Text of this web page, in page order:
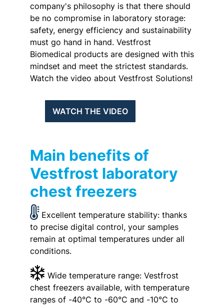
company's philosophy is that there should
be no compromise in laboratory storage:
safety, energy efficiency and sustainability
must go hand in hand. Vestfrost
Biomedical products are designed with this
mindset and meet the strictest standards.
Watch the video about Vestfrost Solutions!
WATCH THE VIDEO
Main benefits of
Vestfrost laboratory
chest freezers
Excellent temperature stability: thanks
to precise digital control, your samples
remain at optimal temperatures under all
conditions.
Wide temperature range: Vestfrost
chest freezers available, with temperature
ranges of -40°C to -60°C and -10°C to